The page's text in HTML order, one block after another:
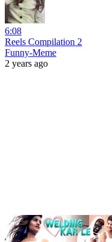
6:08
Reels Compilation 2
Funny-Meme
2 years ago